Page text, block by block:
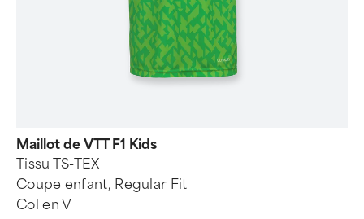
Maillot de VTT F1 Kids
Tissu TS-TEX
Coupe enfant, Regular Fit
Col en V